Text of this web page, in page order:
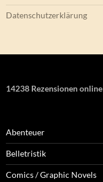
Datenschutzerklärung
14238 Rezensionen online
Abenteuer
Belletristik
Comics / Graphic Novels